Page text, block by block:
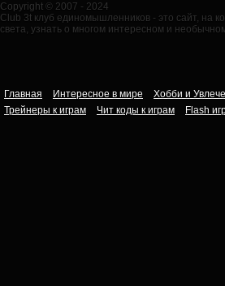
Copyright © 2007 - 2024
Club 3t клуб единомышленников - это сайт, на
света, узнать о многом интересном и
Главная Интересное в мире Хобби и
Трейнеры к играм
Чит коды к играм Flash